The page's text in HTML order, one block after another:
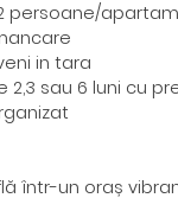
persoane/
in tara
sau 6 luni cu
într-un oraș